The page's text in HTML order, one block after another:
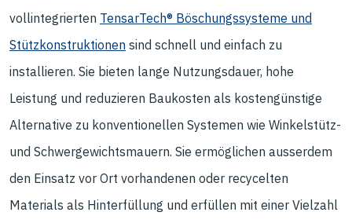
vollintegrierten TensarTech® Böschungssysteme und
Stützkonstruktionen sind schnell und einfach zu
installieren. Sie bieten lange Nutzungsdauer, hohe
Leistung und reduzieren Baukosten als kostengünstige
Alternative zu konventionellen Systemen wie Winkelstütz-
und Schwergewichtsmauern. Sie ermöglichen ausserdem
den Einsatz vor Ort vorhandenen oder recycelten
Materials als Hinterfüllung und erfüllen mit einer Vielzahl